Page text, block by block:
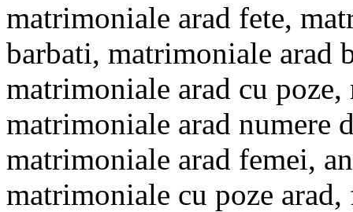
matrimoniale arad fete,
barbati, matrimoniale arad
matrimoniale arad cu
matrimoniale arad numere
matrimoniale arad femei,
matrimoniale cu poze